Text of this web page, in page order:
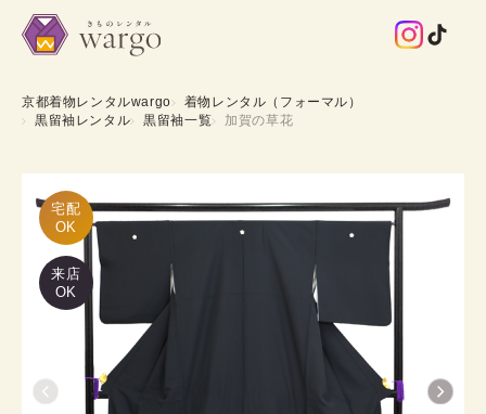
京都着物レンタルwargo
着物レンタル（フォーマル）
黒留袖レンタル
黒留袖一覧 加賀の草花
宅配
OK
来店
OK